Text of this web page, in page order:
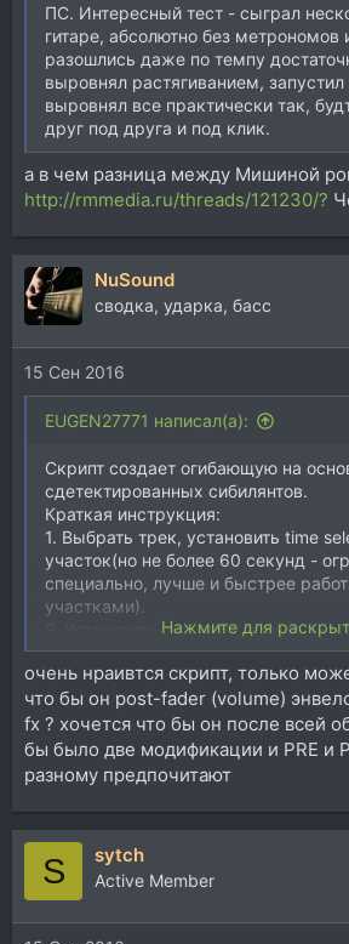
ПС. Интересный тест - сыграл
гитаре, абсолютно без метрономов
разошлись даже по темпу
выровнял растягиванием, запустил
выровнял все практически так,
друг под друга и под клик.
а в чем разница между Мишиной
http://rmmedia.ru/threads/121230/?
NuSound
сводка, ударка, басс
15 Сен 2016
EUGEN27771 написал(а):
Скрипт создает огибающую на
сдетектированных сибилянтов.
Краткая инструкция:
1. Выбрать трек, установить time
участок(но не более 60 секунд -
специально, лучше и быстрее
участками).
2. Установить значение фильтра -
оставить по-умолчанию) и нажать
Посмотреть вложение 115845
На достаточно большом участке
некоторое время - несколько
После детектирования синим
ориг. сигнал, красным - сибилянты.
3. Остальные параметры работают
мгновенно и визуально
Изменения сразу проявляются на
поэтому можно сразу и слушать.
Посмотреть вложение 115846
=======
Курсор можно перемещать левым
Нажмите для
очень нраивтся скрипт, только
что бы он post-fader (volume)
fx ? хочется что бы он после всей
бы было две модификации и PRE и
разному предпочитают
S sytch
Active Member